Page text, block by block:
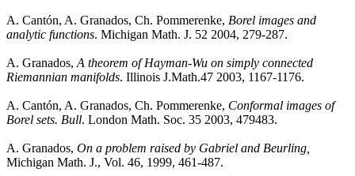
A. Cantón, A. Granados, Ch. Pommerenke, Borel images and
analytic functions. Michigan Math. J. 52 2004, 279-287.
A. Granados,A theorem of Hayman-Wu on simply connected
Riemannian manifolds. Illinois J.Math.47 2003, 1167-1176.
A. Cantón, A. Granados, Ch. Pommerenke, Conformal images of
Borel sets. Bull. London Math. Soc. 35 2003, 479483.
A. Granados, On a problem raised by Gabriel and Beurling,
Michigan Math. J., Vol. 46, 1999, 461-487.